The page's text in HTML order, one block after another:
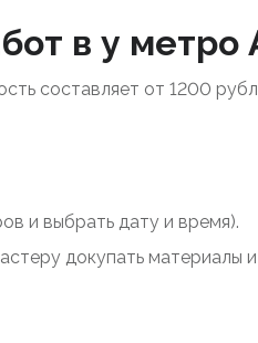
в у метро
составляет от 1200
и выбрать дату и время).
докупать материалы